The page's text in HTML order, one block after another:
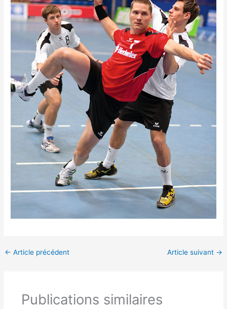
← Article précédent Article suivant →
Publications similaires